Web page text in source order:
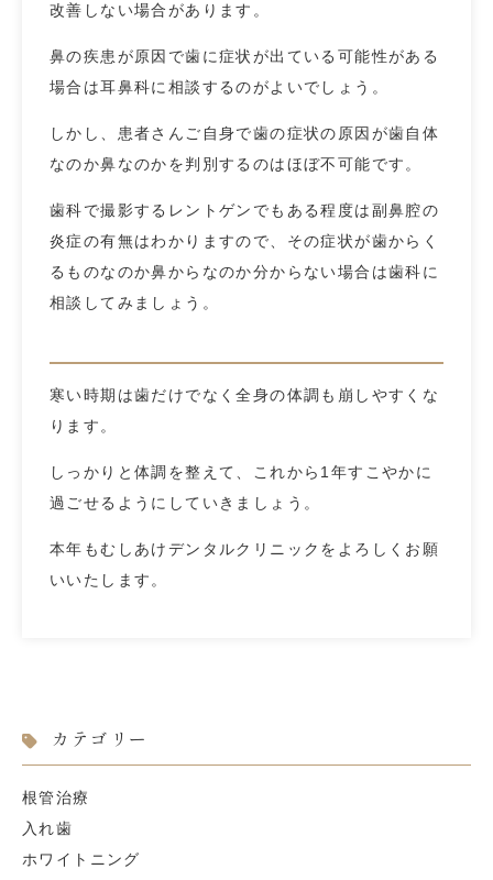
改善しない場合があります。
鼻の疾患が原因で歯に症状が出ている可能性がある
場合は耳鼻科に相談するのがよいでしょう。
しかし、患者さんご自身で歯の症状の原因が歯自体
なのか鼻なのかを判別するのはほぼ不可能です。
歯科で撮影するレントゲンでもある程度は副鼻腔の
炎症の有無はわかりますので、その症状が歯からく
るものなのか鼻からなのか分からない場合は歯科に
相談してみましょう。
寒い時期は歯だけでなく全身の体調も崩しやすくな
ります。
しっかりと体調を整えて、これから1年すこやかに
過ごせるようにしていきましょう。
本年もむしあけデンタルクリニックをよろしくお願
いいたします。
カテゴリー
根管治療
入れ歯
ホワイトニング